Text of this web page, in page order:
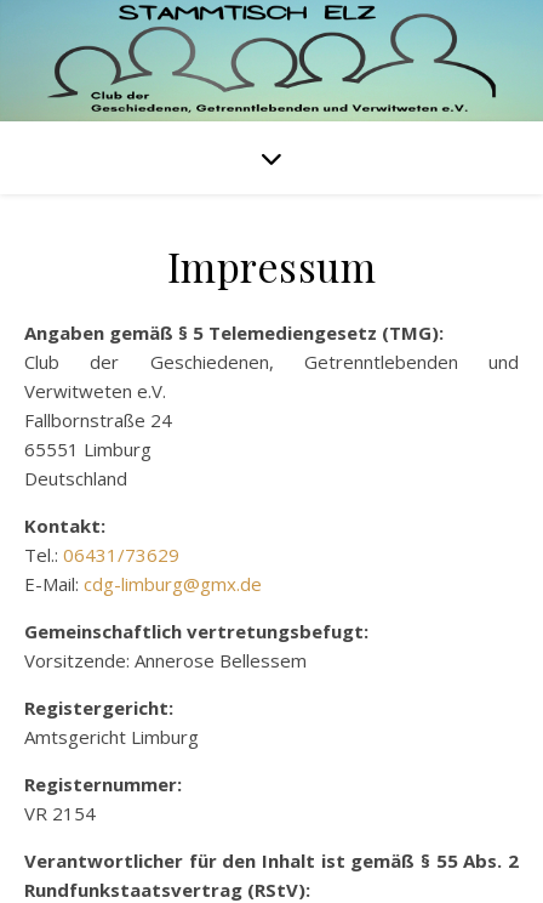
Impressum
Angaben gemäß § 5 Telemediengesetz (TMG):
Club der Geschiedenen, Getrenntlebenden und
Verwitweten e.V.
Fallbornstraße 24
65551 Limburg
Deutschland
Kontakt:
Tel.: 06431/73629
E-Mail: cdg-limburg@gmx.de
Gemeinschaftlich vertretungsbefugt:
Vorsitzende: Annerose Bellessem
Registergericht:
Amtsgericht Limburg
Registernummer:
VR 2154
Verantwortlicher für den Inhalt ist gemäß § 55 Abs. 2
Rundfunkstaatsvertrag (RStV):